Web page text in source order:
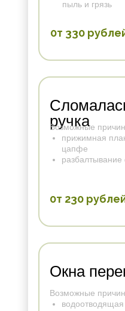
пыль и грязь
0т 330
ручка
Возможные
прижимная
цапфе
0т 230
Окна
Возможные